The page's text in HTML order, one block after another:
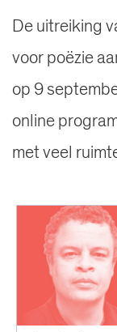
De uitreiking
voor poëzie
op 9
online
met veel